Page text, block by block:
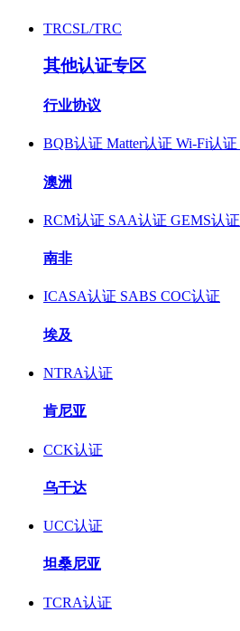
TRCSL/TRC
其他认证专区
行业协议
BQB认证 Matter认证 Wi-Fi认证
澳洲
RCM认证 SAA认证 GEMS认证
南非
ICASA认证 SABS COC认证
埃及
NTRA认证
肯尼亚
CCK认证
乌干达
UCC认证
坦桑尼亚
TCRA认证